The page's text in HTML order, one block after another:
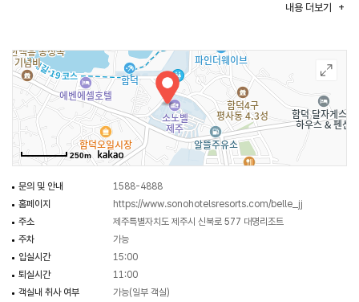
내용 더보기
250m
문의 및 안내
1588-4888
홈페이지
https://www.sonohotelsresorts.com/belle_jj
주소
제주특별자치도 제주시 신북로 577 대명리조트
주차
가능
입실시간
15:00
퇴실시간
11:00
객실내 취사 여부
가능(일부 객실)